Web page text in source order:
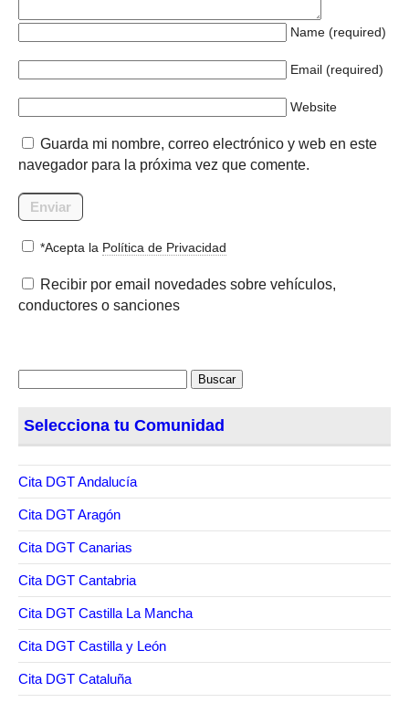
Name (required)
Email (required)
Website
Guarda mi nombre, correo electrónico y web en este
navegador para la próxima vez que comente.
*Acepta la Política de Privacidad
Recibir por email novedades sobre vehículos,
conductores o sanciones
Selecciona tu Comunidad
Cita DGT Andalucía
Cita DGT Aragón
Cita DGT Canarias
Cita DGT Cantabria
Cita DGT Castilla La Mancha
Cita DGT Castilla y León
Cita DGT Cataluña